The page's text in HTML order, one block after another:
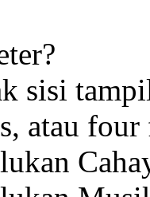
sisi
atau four